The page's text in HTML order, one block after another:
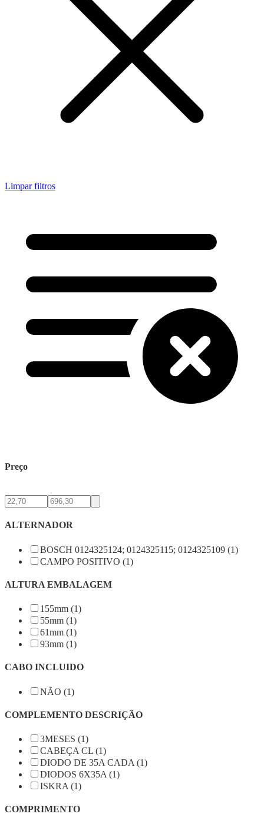
Limpar filtros
Preço
ALTERNADOR
BOSCH 0124325124; 0124325115; 0124325109 (1)
CAMPO POSITIVO (1)
ALTURA EMBALAGEM
155mm (1)
55mm (1)
61mm (1)
93mm (1)
CABO INCLUIDO
NÃO (1)
COMPLEMENTO DESCRIÇÃO
3MESES (1)
CABEÇA CL (1)
DIODO DE 35A CADA (1)
DIODOS 6X35A (1)
ISKRA (1)
COMPRIMENTO